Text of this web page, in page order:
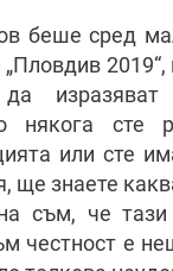
беше сред
2019“,
да изразяват
някога сте
или сте
ще знаете
съм, че
честност е